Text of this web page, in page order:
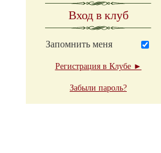
Вход в клуб
Запомнить меня
Регистрация в Клубе ►
Забыли пароль?